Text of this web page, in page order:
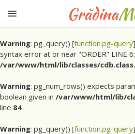
Warning: pg_query() [function.pg-query
syntax error at or near "ORDER" LINE
/var/www/html/lib/classes/
Warning: pg_num_rows() expects
boolean given in /var/www/html/lib/
line 84
Warning: pg_query() [function.pg-query